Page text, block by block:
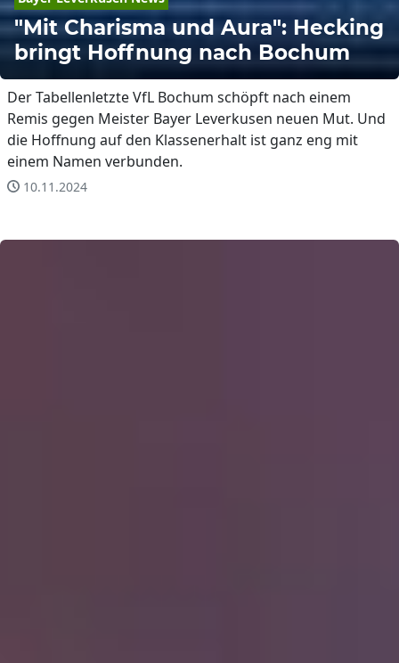
"Mit Charisma und Aura": Hecking
bringt Hoffnung nach Bochum
Der Tabellenletzte VfL Bochum schöpft nach einem
Remis gegen Meister Bayer Leverkusen neuen Mut. Und
die Hoffnung auf den Klassenerhalt ist ganz eng mit
einem Namen verbunden.
10.11.2024